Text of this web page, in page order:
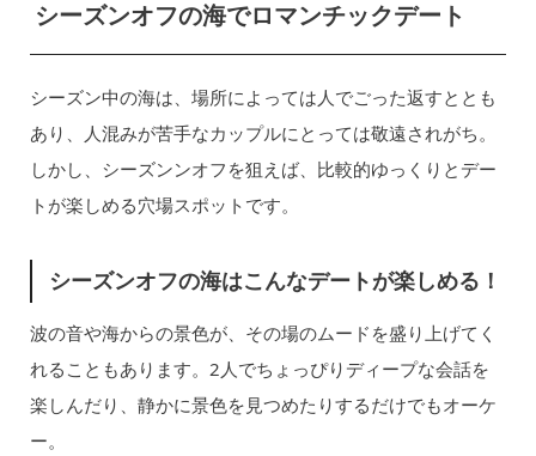
シーズンオフの海でロマンチックデート
シーズン中の海は、場所によっては人でごった返すととも
あり、人混みが苦手なカップルにとっては敬遠されがち。
しかし、シーズンンオフを狙えば、比較的ゆっくりとデー
トが楽しめる穴場スポットです。
シーズンオフの海はこんなデートが楽しめる！
波の音や海からの景色が、その場のムードを盛り上げてく
れることもあります。2人でちょっぴりディープな会話を
楽しんだり、静かに景色を見つめたりするだけでもオーケ
ー。